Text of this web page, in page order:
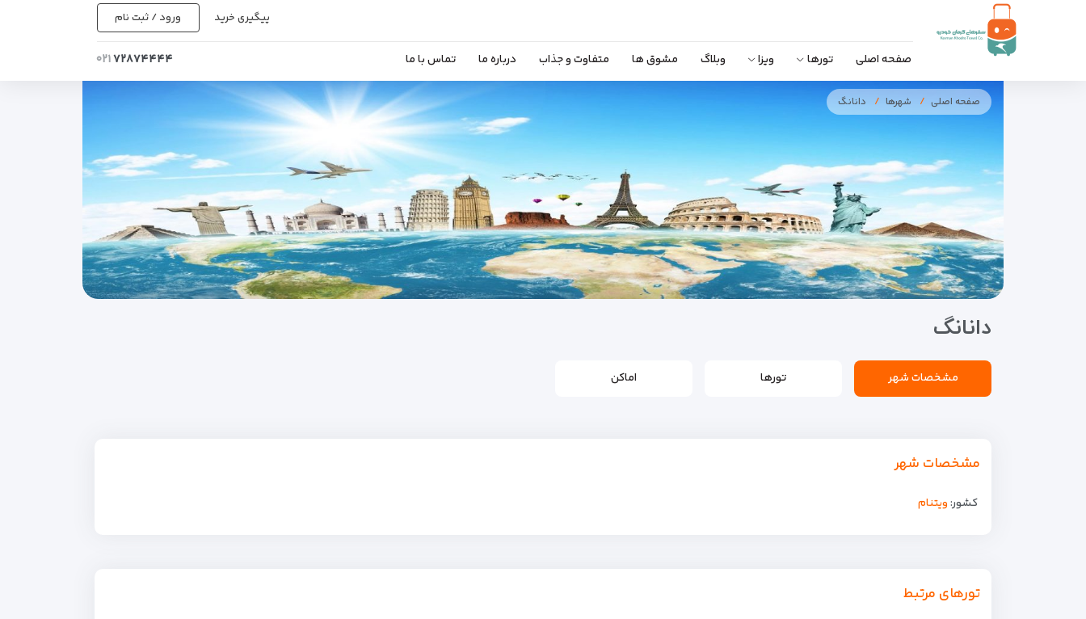
پیگیری خرید ورود / ثبت نام
صفحه اصلی تورها ویزا وبلاگ مشوق ها متفاوت و جذاب درباره ما تماس با ما ۷۲۸۷۴۴۴۴۰۲۱
صفحه اصلی شهرها دانانگ
دانانگ
مشخصات شهر تورها اماکن
مشخصات شهر
کشور:ویتنام
تورهای مرتبط